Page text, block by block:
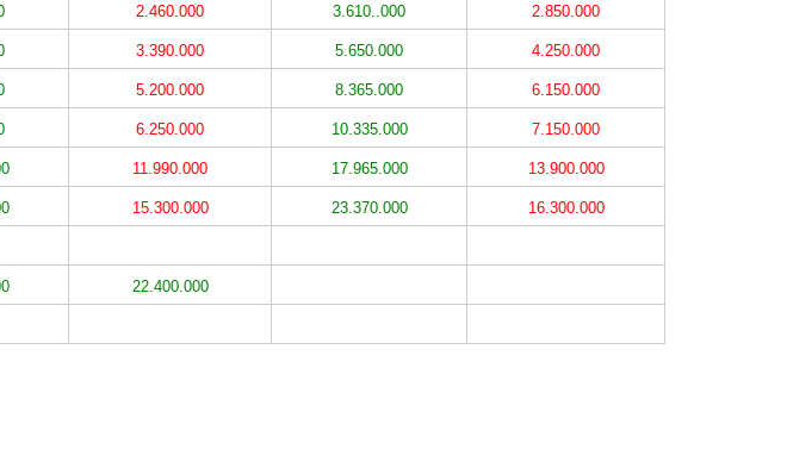
2.460.000 3.610..000 2.850.000
3.390.000 5.650.000 4.250.000
5.200.000 8.365.000 6.150.000
6.250.000 10.335.000 7.150.000
11.990.000 17.965.000 13.900.000
15.300.000 23.370.000 16.300.000
22.400.000